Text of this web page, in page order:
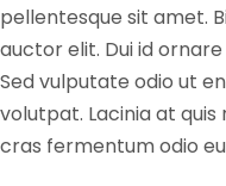
pellentesque sit amet.
auctor elit. Dui id
Sed vulputate odio ut
volutpat. Lacinia at
cras fermentum odio